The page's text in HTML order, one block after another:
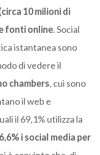
10 milioni di
fonti online. Social
istantanea sono
di vedere il
chambers, cui sono
il web e
il 69,1% utilizza la
i social media per